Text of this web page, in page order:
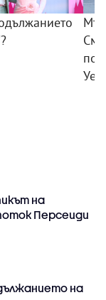
на
Персеиди
на